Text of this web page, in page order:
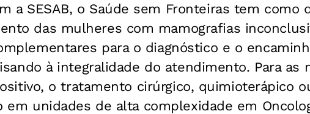
a SESAB, o Saúde sem Fronteiras tem como
das mulheres com mamografias
para o diagnóstico e o
à integralidade do atendimento. Para as
o tratamento cirúrgico, quimioterápico
em unidades de alta complexidade em